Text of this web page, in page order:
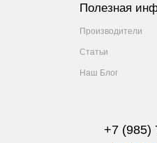
Полезная
Производители
Статьи
Наш Блог
+7 (985)